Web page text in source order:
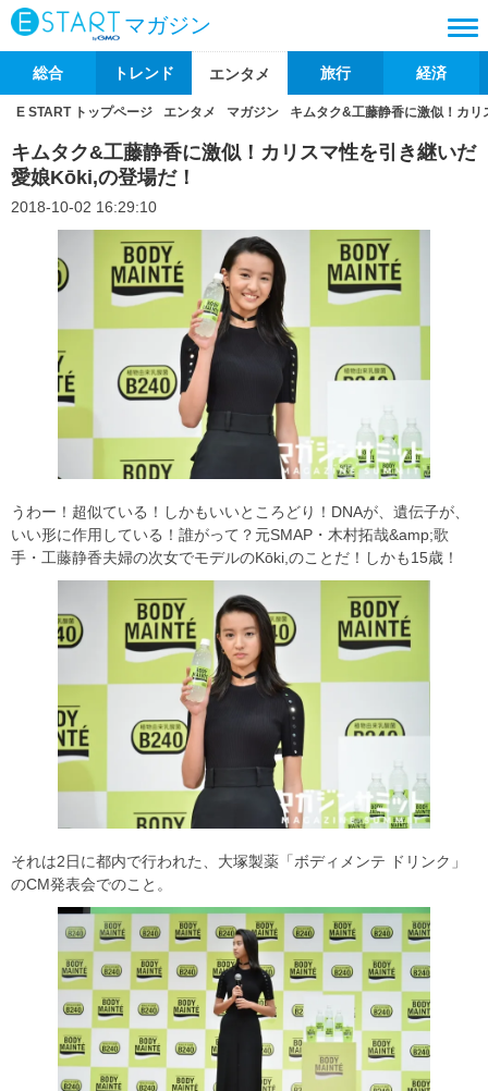
マガジン
総合 トレンド エンタメ 旅行 経済
E START トップページ エンタメ マガジン キムタク&工藤静香に激似！カ
キムタク&工藤静香に激似！カリスマ性を引き継いだ
愛娘Kōki,の登場だ！
2018-10-02 16:29:10
うわー！超似ている！しかもいいところどり！DNAが、遺伝子が、
いい形に作用している！誰がって？元SMAP・木村拓哉&amp;歌
手・工藤静香夫婦の次女でモデルのKōki,のことだ！しかも15歳！
それは2日に都内で行われた、大塚製薬「ボディメンテ ドリンク」
のCM発表会でのこと。